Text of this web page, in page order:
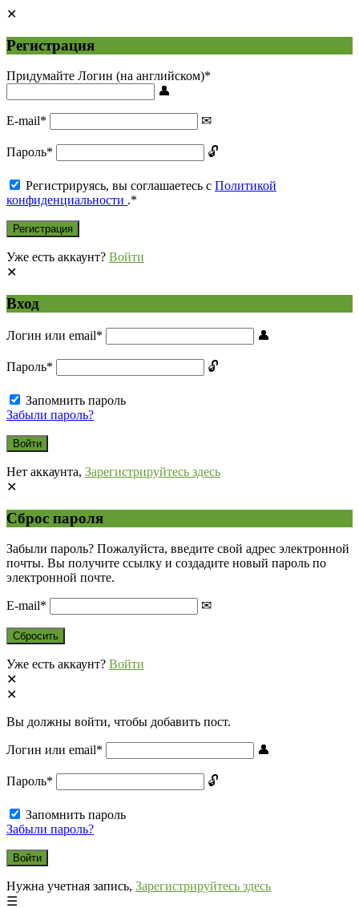
Регистрация
Придумайте Логин (на английском)*
E-mail*
Пароль*
Регистрируясь, вы соглашаетесь с Политикой
конфиденциальности .*
Уже есть аккаунт? Войти
Вход
Логин или email*
Пароль*
Запомнить пароль
Забыли пароль?
Нет аккаунта, Зарегистрируйтесь здесь
Сброс пароля
Забыли пароль? Пожалуйста, введите свой адрес электронной
почты. Вы получите ссылку и создадите новый пароль по
электронной почте.
E-mail*
Уже есть аккаунт? Войти
Вы должны войти, чтобы добавить пост.
Логин или email*
Пароль*
Запомнить пароль
Забыли пароль?
Нужна учетная запись, Зарегистрируйтесь здесь